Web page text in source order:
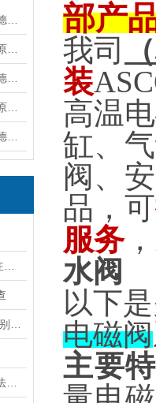
部产
我司 （
装
高温
缸、
阀、
品，可
服务
水阀
以下
电磁阀
主要